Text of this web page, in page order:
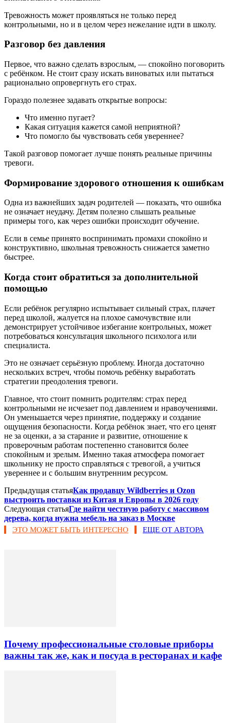
Тревожность может проявляться не только перед
контрольными, но и в целом через нежелание идти в школу.
Разговор без давления
Первое, что важно сделать взрослым, — спокойно поговорить
с ребёнком. Не стоит сразу искать виноватых или пытаться
рационально опровергнуть его страх.
Гораздо полезнее задавать открытые вопросы:
Что именно пугает?
Какая ситуация кажется самой неприятной?
Что помогло бы чувствовать себя увереннее?
Такой разговор помогает лучше понять реальные причины
тревоги.
Формирование здорового отношения к ошибкам
Одна из важнейших задач родителей — показать, что ошибка
не означает неудачу. Детям полезно слышать реальные
примеры того, как через ошибки происходит обучение.
Если в семье принято воспринимать промахи спокойно и
конструктивно, школьная тревожность снижается заметно
быстрее.
Когда стоит обратиться за дополнительной
помощью
Если ребёнок регулярно испытывает сильный страх, плачет
перед школой, жалуется на плохое самочувствие или
демонстрирует устойчивое избегание контрольных, может
потребоваться консультация школьного психолога или
специалиста.
Это не означает серьёзную проблему. Иногда достаточно
нескольких встреч, чтобы помочь ребёнку выработать
стратегии преодоления тревоги.
Главное, что стоит помнить родителям: страх перед
контрольными не исчезает под давлением и нравоучениями.
Он уменьшается через принятие, поддержку и создание
ощущения безопасности. Когда ребёнок знает, что его ценят
не за оценки, а за старание и развитие, отношение к
проверочным работам постепенно становится более
спокойным и зрелым. Именно такая атмосфера помогает
школьнику не просто справляться с тревогой, а учиться
увереннее и с большим внутренним ресурсом.
Предыдущая статьяКак продавцу Wildberries и Ozon
выстроить поставки из Китая и Европы в 2026 году
Следующая статьяГде найти честную работу с массивом
дерева, когда нужна мебель на заказ в Москве
ЭТО МОЖЕТ БЫТЬ ИНТЕРЕСНО ЕЩЕ ОТ АВТОРА
Почему профессиональные столовые приборы
важны так же, как и посуда в ресторанах и кафе